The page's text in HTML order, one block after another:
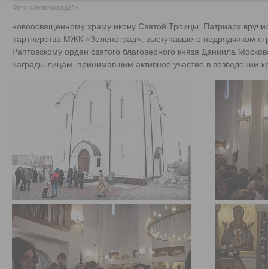
Фото «Зеленоград24»
новоосвященному храму икону Святой Троицы. Патриарх
партнерства МЖК «Зеленоград», выступавшего подрядчиком
Раптовскому орден святого благоверного князя Даниила
награды лицам, принимавшим активное участие в возведении